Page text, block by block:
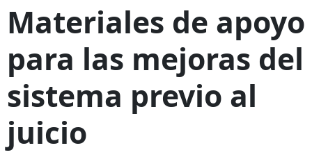
Materiales de apoyo
para las mejoras del
sistema previo al
juicio